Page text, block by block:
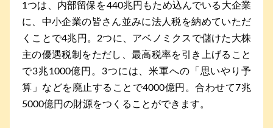
1つは、内部留保を440兆円もため込んでいる大企業
に、中小企業の皆さん並みに法人税を納めていただ
くことで4兆円。2つに、アベノミクスで儲けた大株
主の優遇税制をただし、最高税率を引き上げること
で3兆1000億円。3つには、米軍への「思いやり予
算」などを廃止することで4000億円。合わせて7兆
5000億円の財源をつくることができます。